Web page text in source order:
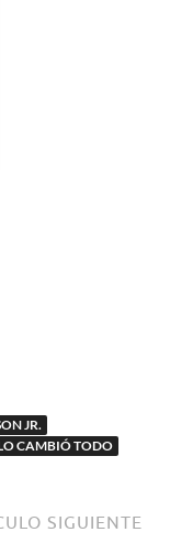
JR.
CAMBIÓ TODO
SIGUIENTE